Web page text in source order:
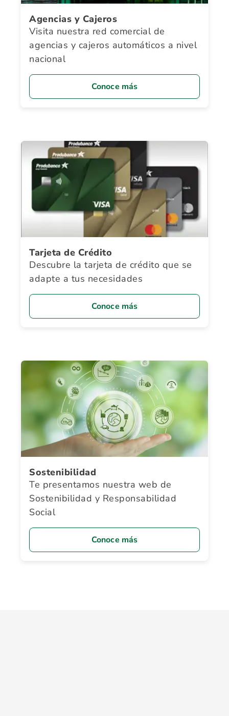
Agencias y Cajeros
Visita nuestra red comercial de
agencias y cajeros automáticos a nivel
nacional
Conoce más
Tarjeta de Crédito
Descubre la tarjeta de crédito que se
adapte a tus necesidades
Conoce más
Sostenibilidad
Te presentamos nuestra web de
Sostenibilidad y Responsabilidad
Social
Conoce más